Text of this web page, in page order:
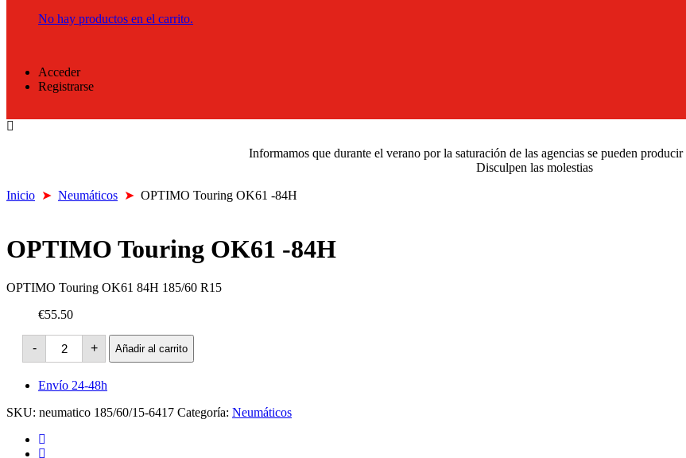
No hay productos en el carrito.
Acceder
Registrarse
Informamos que durante el verano por la saturación de las agencias se pueden
Disculpen las molestias
Inicio ➤ Neumáticos ➤ OPTIMO Touring OK61 -84H
OPTIMO Touring OK61 -84H
OPTIMO Touring OK61 84H 185/60 R15
€55.50
-
OPTIMO
Touring
OK61
-84H
cantidad
+ Añadir al carrito
Envío 24-48h
SKU: neumatico 185/60/15-6417 Categoría: Neumáticos